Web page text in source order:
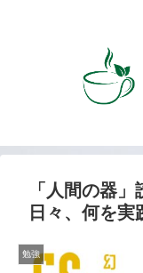
「人間の器
日々、何を実
勉強